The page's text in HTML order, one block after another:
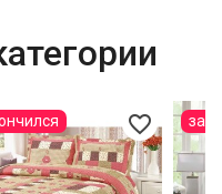
favorite_border